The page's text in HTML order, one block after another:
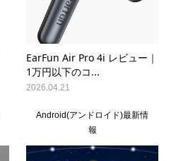
EarFun Air Pro 4i レビュー｜
1万円以下のコ...
2026.04.21
Android(アンドロイド)最新情
報